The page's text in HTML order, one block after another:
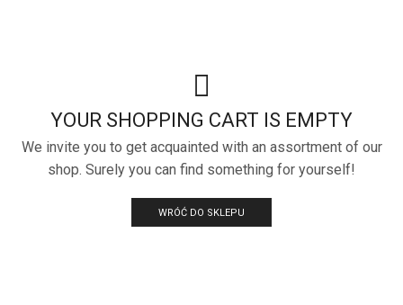
YOUR SHOPPING CART IS EMPTY
We invite you to get acquainted with an assortment of our
shop. Surely you can find something for yourself!
WRÓĆ DO SKLEPU